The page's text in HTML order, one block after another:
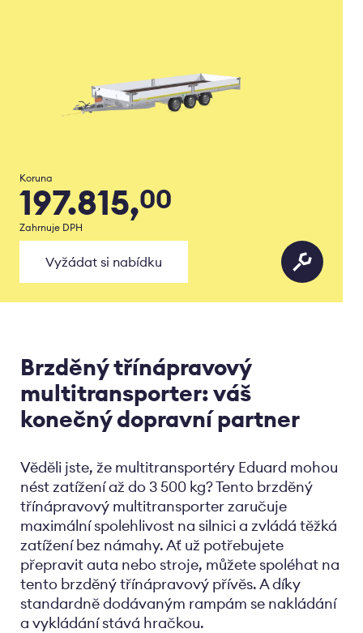
Koruna
197.815,00
Zahrnuje DPH
Vyžádat si nabídku
Brzděný třínápravový
multitransporter: váš
konečný dopravní partner
Věděli jste, že multitransportéry Eduard mohou
nést zatížení až do 3 500 kg? Tento brzděný
třínápravový multitransporter zaručuje
maximální spolehlivost na silnici a zvládá těžká
zatížení bez námahy. Ať už potřebujete
přepravit auta nebo stroje, můžete spoléhat na
tento brzděný třínápravový přívěs. A díky
standardně dodávaným rampám se nakládání
a vykládání stává hračkou.